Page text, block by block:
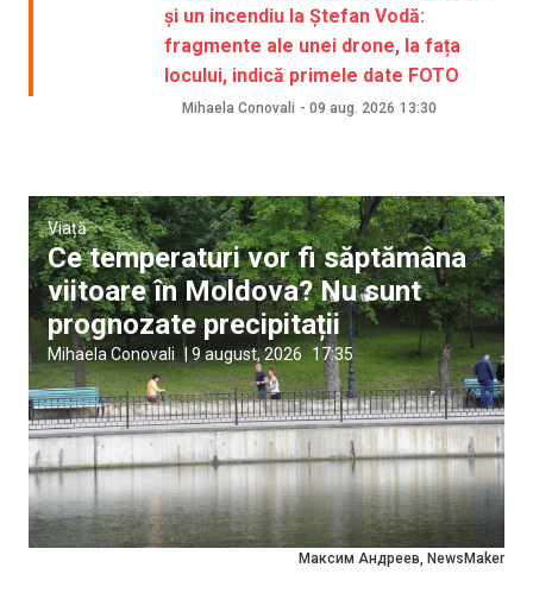
și un incendiu la Ștefan Vodă:
fragmente ale unei drone, la fața
locului, indică primele date FOTO
Mihaela Conovali - 09 aug. 2026 13:30
Максим Андреев, NewsMaker
Viață
Ce temperaturi vor fi săptămâna
viitoare în Moldova? Nu sunt
prognozate precipitații
Mihaela Conovali | 9 august, 2026 17:35